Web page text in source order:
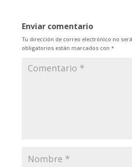
Enviar comentario
Tu dirección de correo electrónico no
obligatorios están marcados con *